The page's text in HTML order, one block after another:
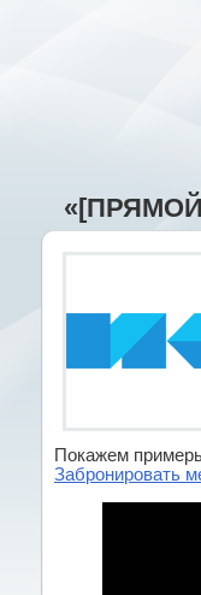
«[ПРЯМОЙ
Покажем
Забронировать